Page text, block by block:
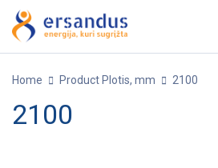
Home Product Plotis, mm 2100
2100